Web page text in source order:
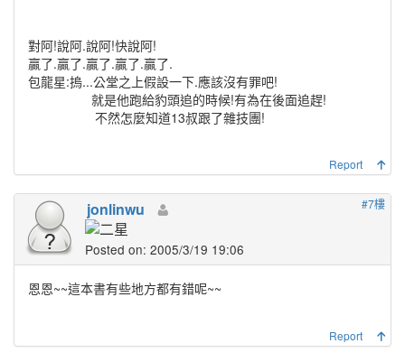
對阿!說阿.說阿!快說阿!
贏了.贏了.贏了.贏了.贏了.
包龍星:摀...公堂之上假設一下.應該沒有罪吧!
就是他跑給豹頭追的時候!有為在後面追趕!
不然怎麼知道13叔跟了雜技團!
Report
#7樓
jonlinwu
Posted on: 2005/3/19 19:06
恩恩~~這本書有些地方都有錯呢~~
Report